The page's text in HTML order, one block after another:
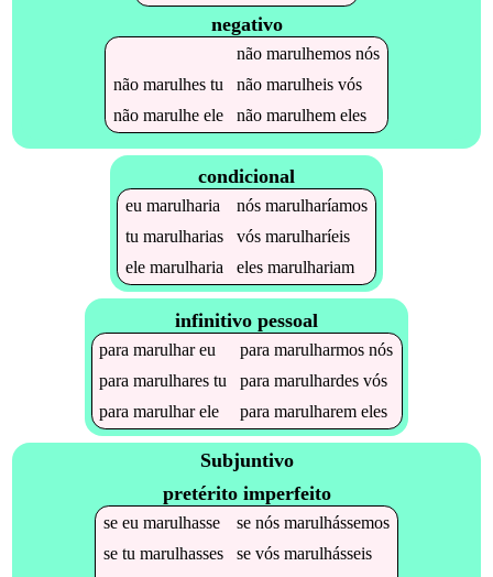
negativo
não marulhemosnós
não marulhestu não marulheisvós
não marulheele não marulhemeles
condicional
eu marulharia nós marulharíamos
tu marulharias vós marulharíeis
ele marulharia eles marulhariam
infinitivo pessoal
paramarulhareu paramarulharmos nós
paramarulhares tu paramarulhardes vós
paramarulharele paramarulharem eles
Subjuntivo
pretérito imperfeito
se eu marulhasse se nós marulhássemos
se tu marulhasses se vós marulhásseis